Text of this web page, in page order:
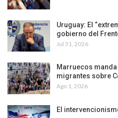
Uruguay: El
gobierno del
Jul 31, 2026
Marruecos
migrantes sobre
Ago 1, 2026
El